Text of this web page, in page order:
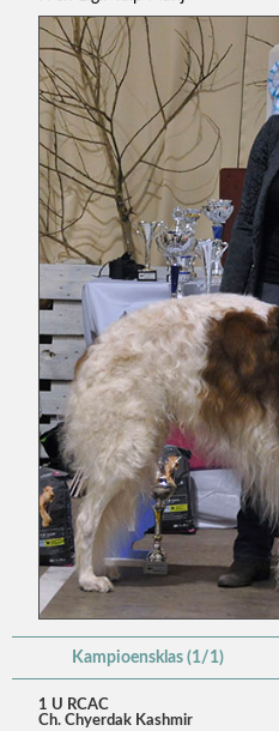
Kampioensklas (1/1)
1 U RCAC
Ch. Chyerdak Kashmir